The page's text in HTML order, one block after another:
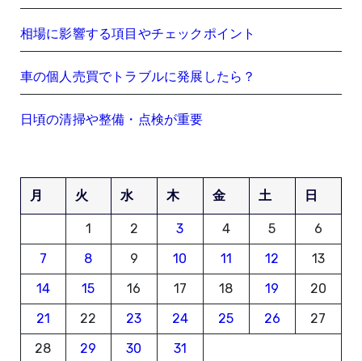
相場に影響する項目やチェックポイント
車の個人売買でトラブルに発展したら？
日頃の清掃や整備・点検が重要
月 火 水 木 金 土 日
1 2 3 4 5
6
7
8 9 10 11 12
13
14
15 16 17 18 19
20
21
22 23 24 25 26
27
28
29 30 31